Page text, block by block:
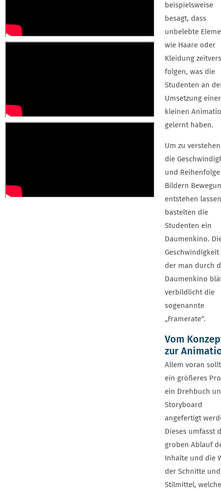
beispielsweise
besagt, dass
unbelebte
wie Haare oder
Kleidung
folgen, was die
Studenten an
Umsetzung einer
kleinen
gelernt haben.
Um zu
die
und
Bildern
entstehen
bastelten die
Studenten ein
Daumenkino.
der man durch
Daumenkino
verbildlicht die
sogenannte
„Framerate“.
Vom
zur
Allem voran
ein größeres
ein Drehbuch
Storyboard
angefertigt
Dieses umfasst
groben Ablauf
Inhalte und die
der Schnitte und
Stilmittel,